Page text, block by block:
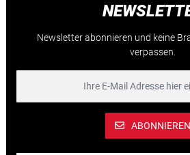
Newsletter abonnieren und keine
verpassen.
ABONNIEREN